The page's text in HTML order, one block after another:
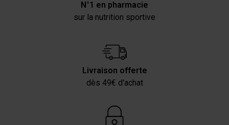
N°1 en pharmacie
sur la nutrition sportive
Livraison offerte
dès 49€ d'achat